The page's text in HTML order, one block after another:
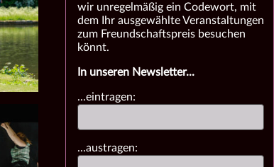
wir unregelmäßig ein Codewort, mit
dem Ihr ausgewählte Veranstaltungen
zum Freundschaftspreis besuchen
könnt.
In unseren Newsletter...
...eintragen:
...austragen: